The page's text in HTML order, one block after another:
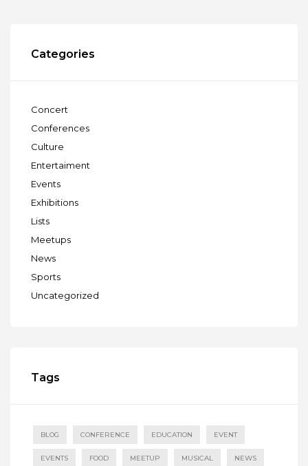
Categories
Concert
Conferences
Culture
Entertaiment
Events
Exhibitions
Lists
Meetups
News
Sports
Uncategorized
Tags
BLOG CONFERENCE EDUCATION EVENT
EVENTS FOOD MEETUP MUSICAL NEWS